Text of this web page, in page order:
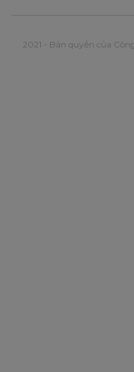
2021 - Bản quyền của